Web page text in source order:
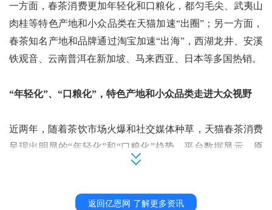
一方面，春茶消费更加年轻化和口粮化，都匀毛尖、武夷山
肉桂等特色产地和小众品类在天猫加速“出圈”；另一方面，
春茶知名产地和品牌通过淘宝加速“出海”，西湖龙井、安溪
铁观音、云南普洱在新加坡、马来西亚、日本等多国热销。
“年轻化”、“口粮化”，特色产地和小众品类走进大众视野
近两年，随着茶饮市场火爆和社交媒体种草，天猫春茶消费
呈现出明显的“年轻化”和“口粮化”趋势。平台数据显示，原
叶茶消费群体中，18-25岁的年轻用户同比增长超过40%，是
“平替”、“隐藏款”等词汇也出现在原叶茶消费中，一批特色
返回亿恩网 了解更多资讯